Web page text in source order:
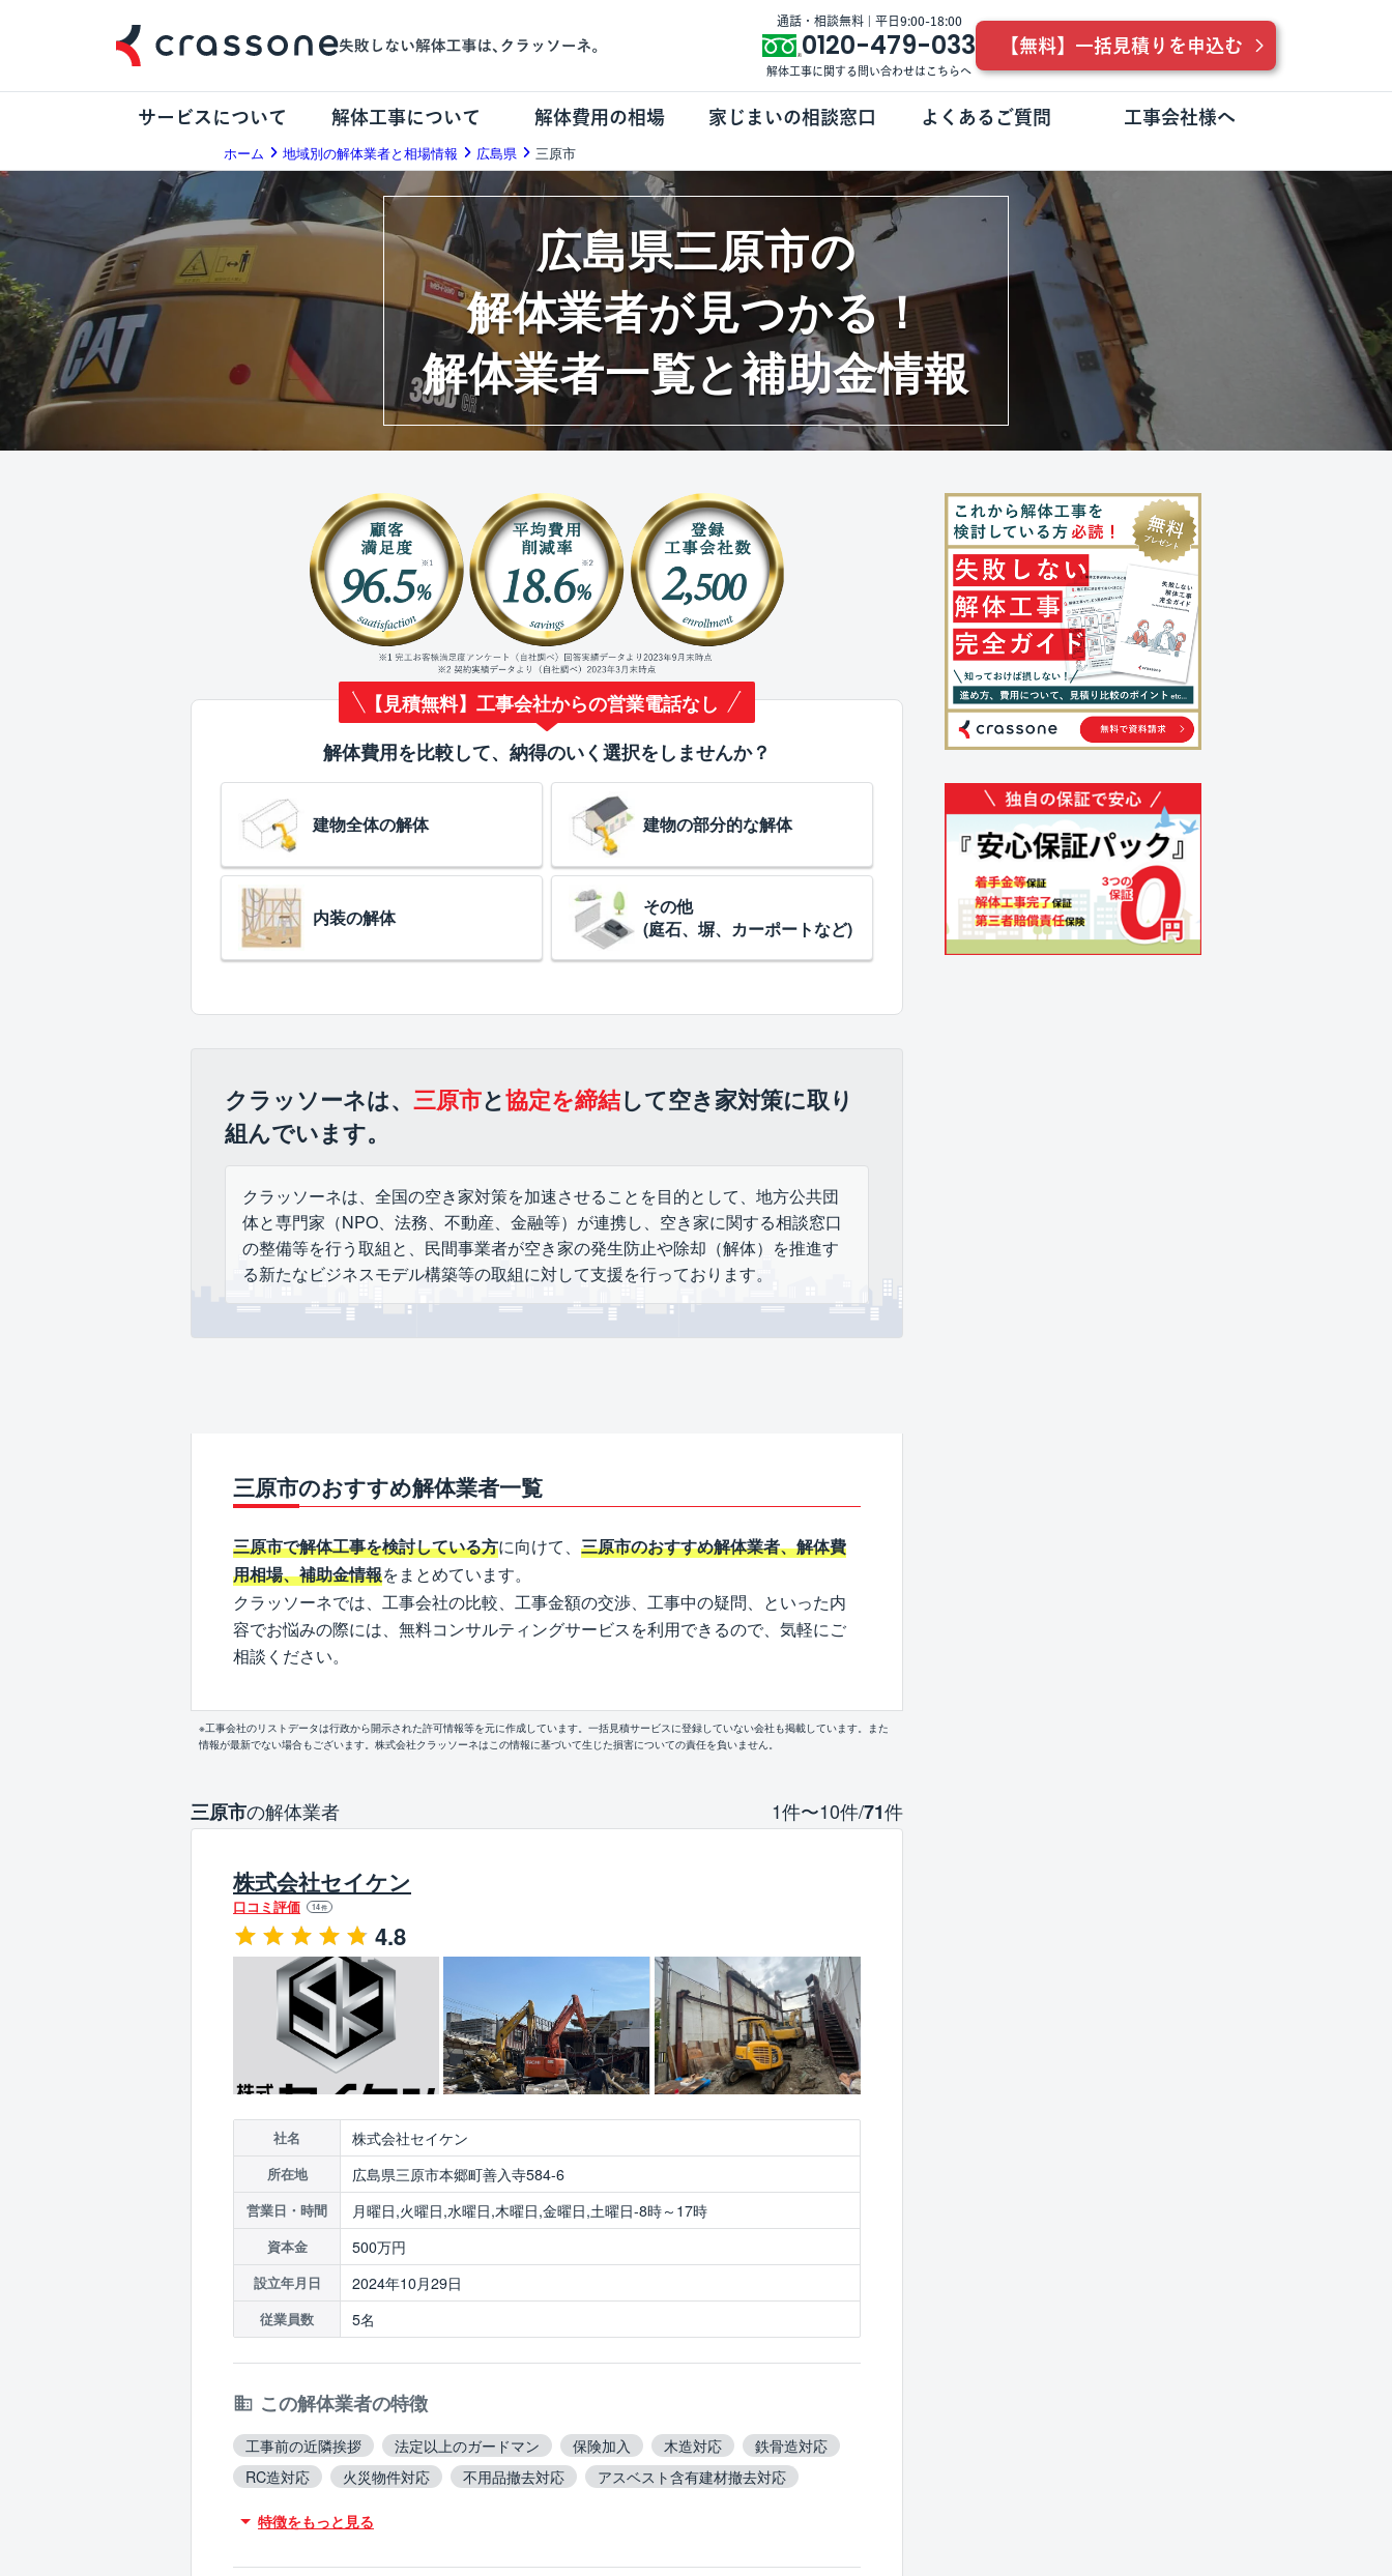
通話・相談無料 | 平日9:00-18:00
0120-479-033
解体工事に関する問い合わせはこちらへ
【無料】一括見積りを申込む
サービスについて 解体工事について 解体費用の相場 家じまいの相談窓口 よくあるご質問 工事会社様へ
ホーム 地域別の解体業者と相場情報 広島県 三原市
広島県三原市の
解体業者が見つかる！
解体業者一覧と補助金情報
【見積無料】工事会社からの営業電話なし
解体費用を比較して、納得のいく選択をしませんか？
建物全体の解体 建物の部分的な解体
内装の解体
その他
(庭石、塀、カーポートなど)
クラッソーネは、 三原市と協定を締結して空き家対策に取り
組んでいます。
クラッソーネは、全国の空き家対策を加速させることを目的として、地方公共団
体と専門家（NPO、法務、不動産、金融等）が連携し、空き家に関する相談窓口
の整備等を行う取組と、民間事業者が空き家の発生防止や除却（解体）を推進す
る新たなビジネスモデル構築等の取組に対して支援を行っております。
三原市のおすすめ解体業者一覧
三原市で解体工事を検討している方に向けて、 三原市のおすすめ解体業者、解体費
用相場、補助金情報をまとめています。
クラッソーネでは、工事会社の比較、工事金額の交渉、工事中の疑問、といった内
容でお悩みの際には、無料コンサルティングサービスを利用できるので、気軽にご
相談ください。
※工事会社のリストデータは行政から開示された許可情報等を元に作成しています。一括見積サービスに登録していない会社も掲載しています。また
情報が最新でない場合もございます。株式会社クラッソーネはこの情報に基づいて生じた損害についての責任を負いません。
三原市の解体業者 1件〜10件/71件
株式会社セイケン
口コミ評価 14件
4.8
社名 株式会社セイケン
所在地 広島県三原市本郷町善入寺584-6
営業日・時間 月曜日,火曜日,水曜日,木曜日,金曜日,土曜日-8時～17時
資本金 500万円
設立年月日 2024年10月29日
従業員数 5名
この解体業者の特徴
工事前の近隣挨拶 法定以上のガードマン 保険加入 木造対応
鉄骨造対応
RC造対応
火災物件対応 不用品撤去対応
アスベスト含有建材撤去対応
特徴をもっと見る